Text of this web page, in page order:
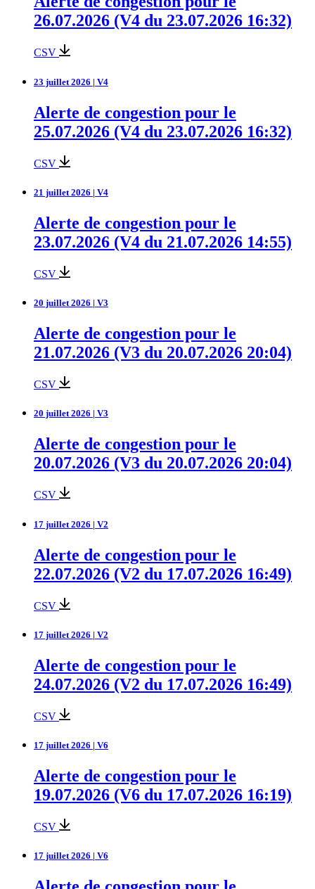
26.07.2026 (V4 du 23.07.2026 16:32)
CSV
23 juillet 2026 | V4
Alerte de congestion pour le
25.07.2026 (V4 du 23.07.2026 16:32)
CSV
21 juillet 2026 | V4
Alerte de congestion pour le
23.07.2026 (V4 du 21.07.2026 14:55)
CSV
20 juillet 2026 | V3
Alerte de congestion pour le
21.07.2026 (V3 du 20.07.2026 20:04)
CSV
20 juillet 2026 | V3
Alerte de congestion pour le
20.07.2026 (V3 du 20.07.2026 20:04)
CSV
17 juillet 2026 | V2
Alerte de congestion pour le
22.07.2026 (V2 du 17.07.2026 16:49)
CSV
17 juillet 2026 | V2
Alerte de congestion pour le
24.07.2026 (V2 du 17.07.2026 16:49)
CSV
17 juillet 2026 | V6
Alerte de congestion pour le
19.07.2026 (V6 du 17.07.2026 16:19)
CSV
17 juillet 2026 | V6